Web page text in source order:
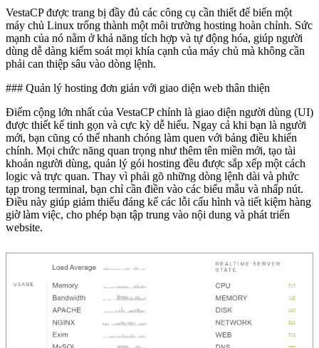
VestaCP được trang bị đầy đủ các công cụ cần thiết để biến một
máy chủ Linux trống thành một môi trường hosting hoàn chỉnh. Sức
mạnh của nó nằm ở khả năng tích hợp và tự động hóa, giúp người
dùng dễ dàng kiểm soát mọi khía cạnh của máy chủ mà không cần
phải can thiệp sâu vào dòng lệnh.
### Quản lý hosting đơn giản với giao diện web thân thiện
Điểm cộng lớn nhất của VestaCP chính là giao diện người dùng (UI)
được thiết kế tinh gọn và cực kỳ dễ hiểu. Ngay cả khi bạn là người
mới, bạn cũng có thể nhanh chóng làm quen với bảng điều khiển
chính. Mọi chức năng quan trọng như thêm tên miền mới, tạo tài
khoản người dùng, quản lý gói hosting đều được sắp xếp một cách
logic và trực quan. Thay vì phải gõ những dòng lệnh dài và phức
tạp trong terminal, bạn chỉ cần điền vào các biểu mẫu và nhấp nút.
Điều này giúp giảm thiểu đáng kể các lỗi cấu hình và tiết kiệm hàng
giờ làm việc, cho phép bạn tập trung vào nội dung và phát triển
website.